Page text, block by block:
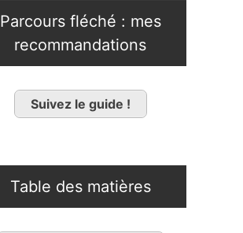
Parcours fléché : mes
recommandations
Suivez le guide !
Table des matières